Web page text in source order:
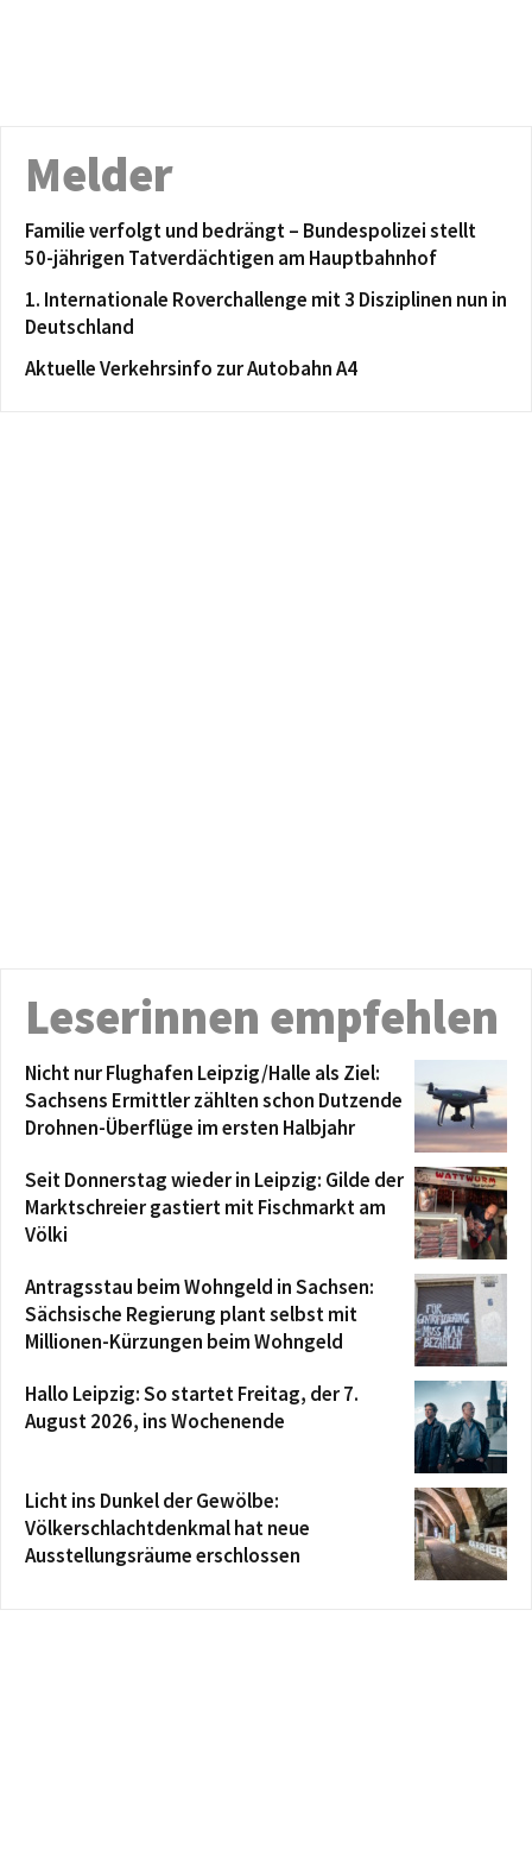
Melder
Familie verfolgt und bedrängt – Bundespolizei stellt
50-jährigen Tatverdächtigen am Hauptbahnhof
1. Internationale Roverchallenge mit 3 Disziplinen nun in
Deutschland
Aktuelle Verkehrsinfo zur Autobahn A4
Leserinnen empfehlen
Nicht nur Flughafen Leipzig/Halle als Ziel:
Sachsens Ermittler zählten schon Dutzende
Drohnen-Überflüge im ersten Halbjahr
Seit Donnerstag wieder in Leipzig: Gilde der
Marktschreier gastiert mit Fischmarkt am
Völki
Antragsstau beim Wohngeld in Sachsen:
Sächsische Regierung plant selbst mit
Millionen-Kürzungen beim Wohngeld
Hallo Leipzig: So startet Freitag, der 7.
August 2026, ins Wochenende
Licht ins Dunkel der Gewölbe:
Völkerschlachtdenkmal hat neue
Ausstellungsräume erschlossen